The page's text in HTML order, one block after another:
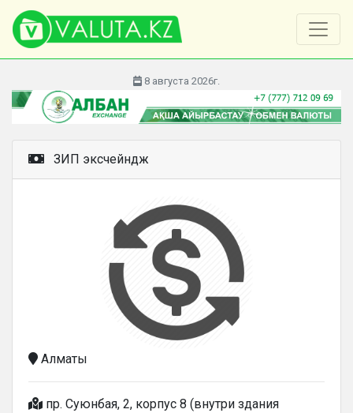
8 августа 2026г.
ЗИП эксчейндж
Алматы
пр. Суюнбая, 2, корпус 8 (внутри здания